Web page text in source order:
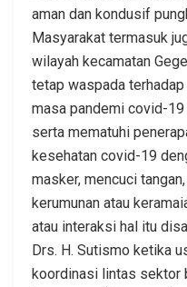
aman dan kondusif
Masyarakat termasuk
wilayah kecamatan
tetap waspada
masa pandemi covid-
serta mematuhi
kesehatan covid-19
masker, mencuci
kerumunan atau
atau interaksi hal itu
Drs. H. Sutismo ketika
koordinasi lintas sektor